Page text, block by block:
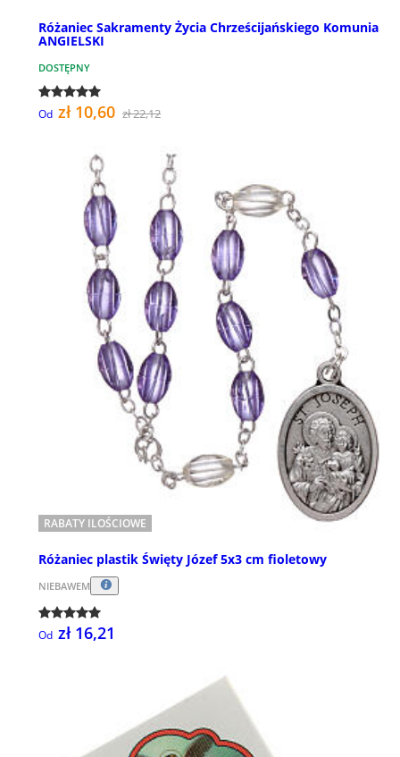
Różaniec Sakramenty Życia Chrześcijańskiego Komunia
ANGIELSKI
DOSTĘPNY
Od zł 10,60 zł 22,12
RABATY ILOŚCIOWE
Różaniec plastik Święty Józef 5x3 cm fioletowy
NIEBAWEM
Od zł 16,21